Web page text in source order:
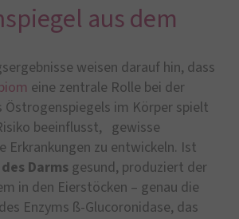
aus dem
weisen darauf hin, dass
eine zentrale Rolle bei der
Östrogenspiegels im Körper spielt
beeinflusst, gewisse
Erkrankungen zu entwickeln. Ist
Darms gesund, produziert der
in den Eierstöcken – genau die
Enzyms ß-Glucoronidase, das